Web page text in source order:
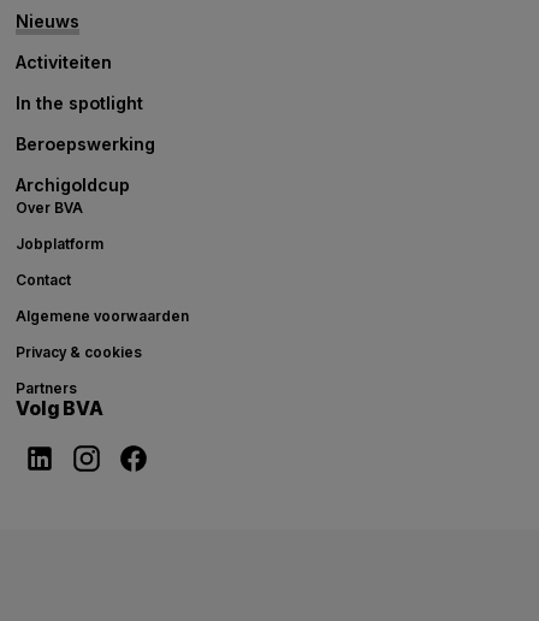
Nieuws
Activiteiten
In the spotlight
Beroepswerking
Archigoldcup
Over BVA
Jobplatform
Contact
Algemene voorwaarden
Privacy & cookies
Partners
Volg BVA